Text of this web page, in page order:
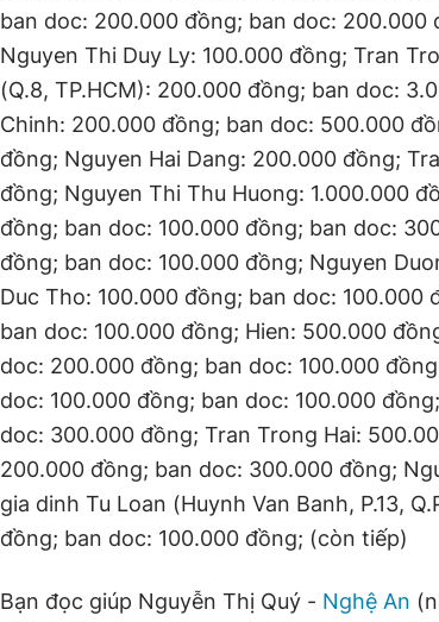
ban doc: 200.000 đồng; ban doc: 200.000
Nguyen Thi Duy Ly: 100.000 đồng; Tran
(Q.8, TP.HCM): 200.000 đồng; ban doc:
Chinh: 200.000 đồng; ban doc: 500.000
đồng; Nguyen Hai Dang: 200.000 đồng;
đồng; Nguyen Thi Thu Huong: 1.000.000
đồng; ban doc: 100.000 đồng; ban doc:
đồng; ban doc: 100.000 đồng; Nguyen
Duc Tho: 100.000 đồng; ban doc: 100.000
ban doc: 100.000 đồng; Hien: 500.000
doc: 200.000 đồng; ban doc: 100.000
doc: 100.000 đồng; ban doc: 100.000
doc: 300.000 đồng; Tran Trong Hai:
200.000 đồng; ban doc: 300.000 đồng;
gia dinh Tu Loan (Huynh Van Banh, P.13,
đồng; ban doc: 100.000 đồng; (còn tiếp)
Bạn đọc giúp Nguyễn Thị Quý - Nghệ An